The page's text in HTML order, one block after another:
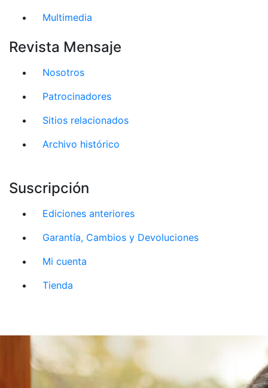
Multimedia
Revista Mensaje
Nosotros
Patrocinadores
Sitios relacionados
Archivo histórico
Suscripción
Ediciones anteriores
Garantía, Cambios y Devoluciones
Mi cuenta
Tienda